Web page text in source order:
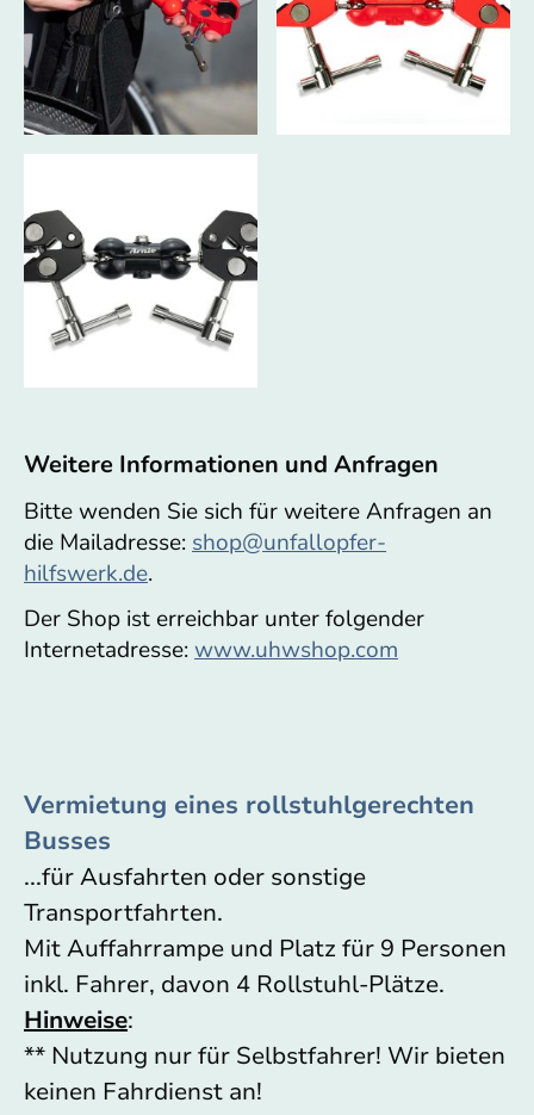
Weitere Informationen und Anfragen
Bitte wenden Sie sich für weitere Anfragen an
die Mailadresse: shop@unfallopfer-
hilfswerk.de.
Der Shop ist erreichbar unter folgender
Internetadresse:www.uhwshop.com
Vermietung eines rollstuhlgerechten
Busses
...für Ausfahrten oder sonstige
Transportfahrten.
Mit Auffahrrampe und Platz für 9 Personen
inkl. Fahrer, davon 4 Rollstuhl-Plätze.
Hinweise:
** Nutzung nur für Selbstfahrer! Wir bieten
keinen Fahrdienst an!